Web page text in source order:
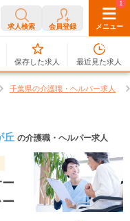
求人検索 会員登録 メニュー
0
保存した求人
1
最近見た求人
千葉県の介護職・ヘルパー求人
丘 の介護職・ヘルパー求人